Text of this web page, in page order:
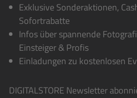
Exklusive Sonderaktionen,
Sofortrabatte
Infos über spannende
Einsteiger & Profis
Einladungen zu kostenlosen
DIGITALSTORE Newsletter